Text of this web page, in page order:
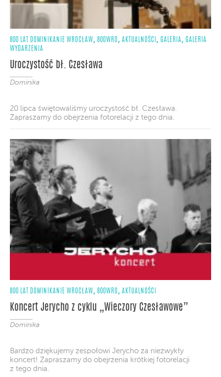
800 LAT DOMINIKANIE WROCŁAW, 800WRO, AKTUALNOŚCI , GALERIA, GALERIA
WYDARZENIA
Uroczystość bł. Czesława
Dominika
20 lipca świętowaliśmy uroczystość bł. Czesława.
Zapraszamy do obejrzenia fotorelacji z tego dnia.
800 LAT DOMINIKANIE WROCŁAW, 800WRO, AKTUALNOŚCI
Koncert Jerycho z cyklu „Wieczory Czesławowe”
Dominika
Bardzo dziękujemy zespołowi Jerycho za niezwykły
koncert! Zapraszamy do obejrzenia krótkiej fotorelacji
z tego dnia.